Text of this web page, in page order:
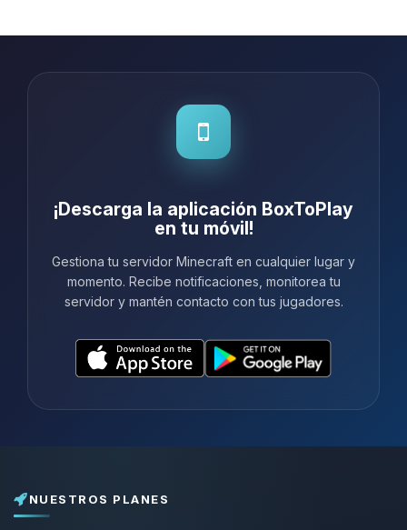
compli...
¡Descarga la aplicación BoxToPlay
en tu móvil!
Gestiona tu servidor Minecraft en cualquier lugar y
momento. Recibe notificaciones, monitorea tu
servidor y mantén contacto con tus jugadores.
NUESTROS PLANES